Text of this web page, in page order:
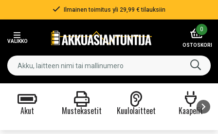
Ilmainen toimitus yli 29,99 € tilauksiin
VALIKKO
0
OSTOSKORI
Akut Mustekasetit Kuulolaitteet Kaapelit